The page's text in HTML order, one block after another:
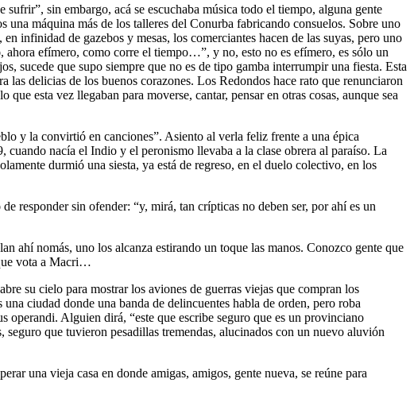
sin embargo, acá se escuchaba música todo el tiempo, alguna gente
una máquina más de los talleres del Conurba fabricando consuelos. Sobre uno
infinidad de gazebos y mesas, los comerciantes hacen de las suyas, pero uno
ahora efímero, como corre el tiempo…”, y no, esto no es efímero, es sólo un
sucede que supo siempre que no es de tipo gamba interrumpir una fiesta. Esta
las delicias de los buenos corazones. Los Redondos hace rato que renunciaron
esta vez llegaban para moverse, cantar, pensar en otras cosas, aunque sea
y la convirtió en canciones”. Asiento al verla feliz frente a una épica
cuando nacía el Indio y el peronismo llevaba a la clase obrera al paraíso. La
durmió una siesta, ya está de regreso, en el duelo colectivo, en los
responder sin ofender: “y, mirá, tan crípticas no deben ser, por ahí es un
ahí nomás, uno los alcanza estirando un toque las manos. Conozco gente que
vota a Macri…
su cielo para mostrar los aviones de guerras viejas que compran los
ciudad donde una banda de delincuentes habla de orden, pero roba
operandi. Alguien dirá, “este que escribe seguro que es un provinciano
que tuvieron pesadillas tremendas, alucinados con un nuevo aluvión
una vieja casa en donde amigas, amigos, gente nueva, se reúne para